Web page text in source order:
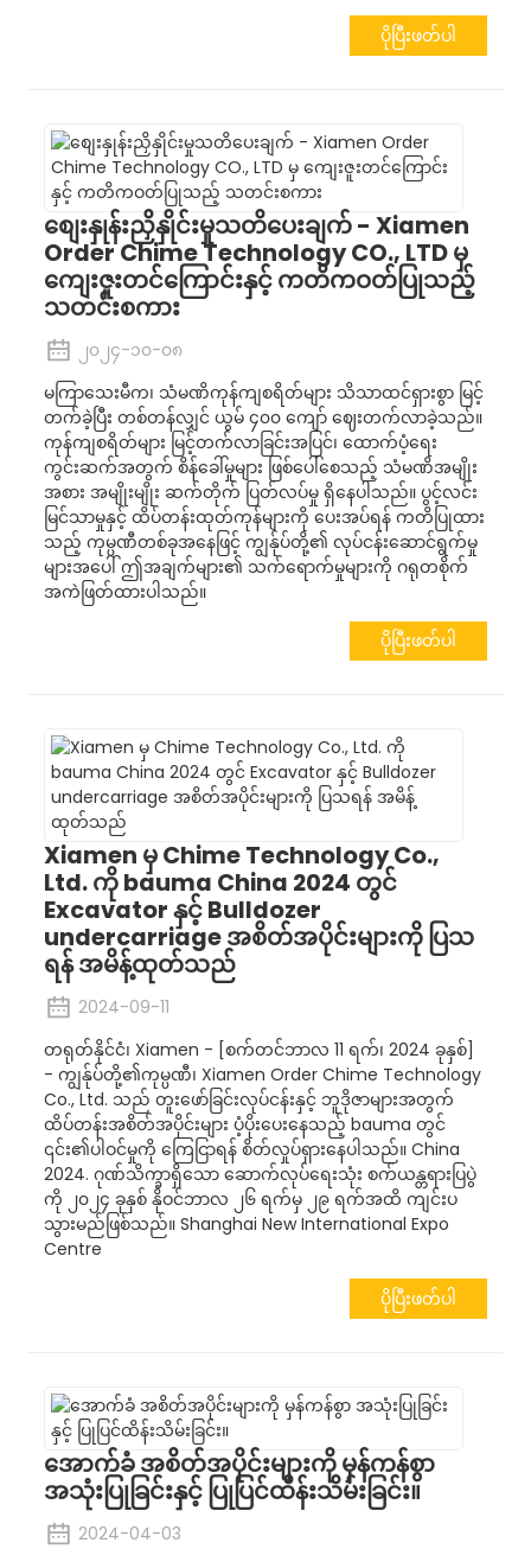
ပိုပြီးဖတ်ပါ
စျေးနှုန်းညှိနှိုင်းမှုသတိပေးချက် - Xiamen
Order Chime Technology CO., LTD မှ
ကျေးဇူးတင်ကြောင်းနှင့် ကတိကဝတ်ပြုသည့်
သတင်းစကား
၂၀၂၄-၁၀-၀၈
မကြာသေးမီက၊ သံမဏိကုန်ကျစရိတ်များ သိသာထင်ရှားစွာ မြင့်
တက်ခဲ့ပြီး တစ်တန်လျှင် ယွမ် ၄၀၀ ကျော် ဈေးတက်လာခဲ့သည်။
ကုန်ကျစရိတ်များ မြင့်တက်လာခြင်းအပြင်၊ ထောက်ပံ့ရေး
ကွင်းဆက်အတွက် စိန်ခေါ်မှုများ ဖြစ်ပေါ်စေသည့် သံမဏိအမျိုး
အစား အမျိုးမျိုး ဆက်တိုက် ပြတ်လပ်မှု ရှိနေပါသည်။ ပွင့်လင်း
မြင်သာမှုနှင့် ထိပ်တန်းထုတ်ကုန်များကို ပေးအပ်ရန် ကတိပြုထား
သည့် ကုမ္ပဏီတစ်ခုအနေဖြင့် ကျွန်ုပ်တို့၏ လုပ်ငန်းဆောင်ရွက်မှု
များအပေါ် ဤအချက်များ၏ သက်ရောက်မှုများကို ဂရုတစိုက်
အကဲဖြတ်ထားပါသည်။
ပိုပြီးဖတ်ပါ
Xiamen မှ Chime Technology Co.,
Ltd. ကို bauma China 2024 တွင်
Excavator နှင့် Bulldozer
undercarriage အစိတ်အပိုင်းများကို ပြသ
ရန် အမိန့်ထုတ်သည်
2024-09-11
တရုတ်နိုင်ငံ၊ Xiamen - [စက်တင်ဘာလ 11 ရက်၊ 2024 ခုနှစ်]
- ကျွန်ုပ်တို့၏ကုမ္ပဏီ၊ Xiamen Order Chime Technology
Co., Ltd. သည် တူးဖော်ခြင်းလုပ်ငန်းနှင့် ဘူဒိုဇာများအတွက်
ထိပ်တန်းအစိတ်အပိုင်းများ ပံ့ပိုးပေးနေသည့် bauma တွင်
၎င်း၏ပါဝင်မှုကို ကြေငြာရန် စိတ်လှုပ်ရှားနေပါသည်။ China
2024. ဂုဏ်သိက္ခာရှိသော ဆောက်လုပ်ရေးသုံး စက်ယန္တရားပြပွဲ
ကို ၂၀၂၄ ခုနှစ် နိုဝင်ဘာလ ၂၆ ရက်မှ ၂၉ ရက်အထိ ကျင်းပ
သွားမည်ဖြစ်သည်။ Shanghai New International Expo
Centre
ပိုပြီးဖတ်ပါ
အောက်ခံ အစိတ်အပိုင်းများကို မှန်ကန်စွာ
အသုံးပြုခြင်းနှင့် ပြုပြင်ထိန်းသိမ်းခြင်း။
2024-04-03